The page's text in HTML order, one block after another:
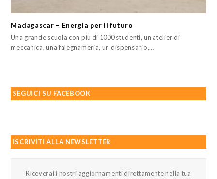
Madagascar – Energia per il futuro
Una grande scuola con più di 1000 studenti, un atelier di
meccanica, una falegnameria, un dispensario,…
SEGUICI SU FACEBOOK
ISCRIVITI ALLA NEWSLETTER
Riceverai i nostri aggiornamenti direttamente nella tua